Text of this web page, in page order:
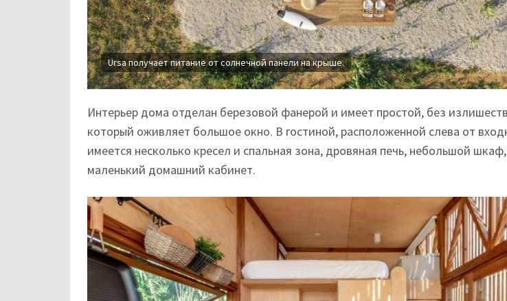
Ursa получает питание от солнечной панели на крыше.
Интерьер дома отделан березовой фанерой и имеет простой, без
который оживляет большое окно. В гостиной, расположенной слева от
имеется несколько кресел и спальная зона, дровяная печь, небольшой
маленький домашний кабинет.